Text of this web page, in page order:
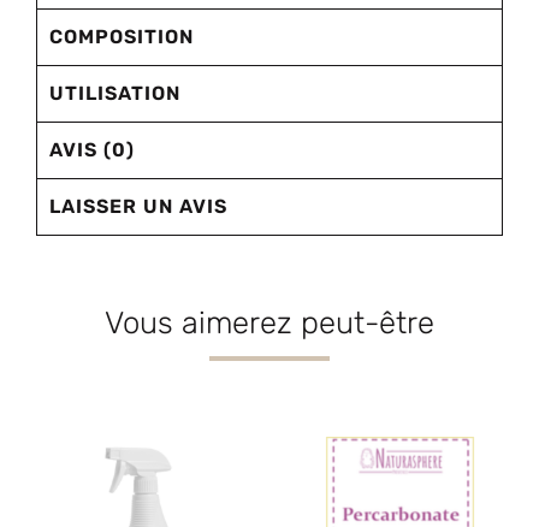
COMPOSITION
UTILISATION
AVIS (0)
LAISSER UN AVIS
Vous aimerez peut-être